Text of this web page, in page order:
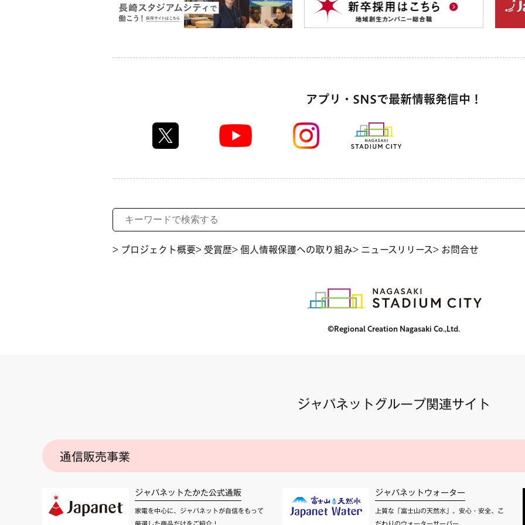
アプリ・SNSで最新情報発信中！
> プロジェクト概要> 受賞歴> 個人情報保護への取り組み> ニュースリリース> お問合せ
©Regional Creation Nagasaki Co.,Ltd.
ジャパネットグループ関連サイト
通信販売事業
ジャパネットたかた公式通販
家電を中心に、ジャパネットが自信をもって
ジャパネットウォーター
上質な「富士山の天然水」。安心・安全、こ